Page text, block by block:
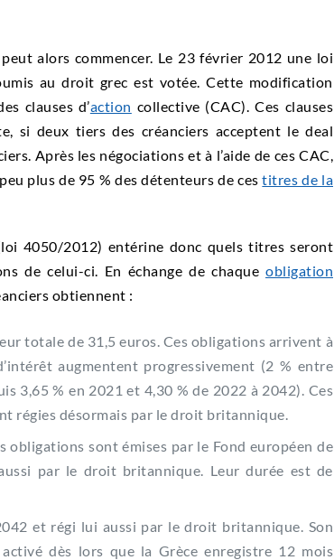
alors commencer. Le 23 février 2012 une loi
au droit grec est votée. Cette modification
clauses d’action collective (CAC). Ces clauses
si deux tiers des créanciers acceptent le deal
Après les négociations et à l’aide de ces CAC,
plus de 95 % des détenteurs de cestitres de la
4050/2012) entérine donc quels titres seront
de celui-ci. En échange de chaque obligation
obtiennent :
totale de 31,5 euros. Ces obligations arrivent à
augmentent progressivement (2 % entre
3,65 % en 2021 et 4,30 % de 2022 à 2042). Ces
régies désormais par le droit britannique.
obligations sont émises par le Fond européen de
par le droit britannique. Leur durée est de
et régi lui aussi par le droit britannique. Son
dès lors que la Grèce enregistre 12 mois